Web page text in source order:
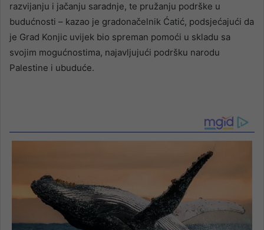
razvijanju i jačanju saradnje, te pružanju podrške u
budućnosti – kazao je gradonačelnik Ćatić, podsjećajući da
je Grad Konjic uvijek bio spreman pomoći u skladu sa
svojim mogućnostima, najavljujući podršku narodu
Palestine i ubuduće.